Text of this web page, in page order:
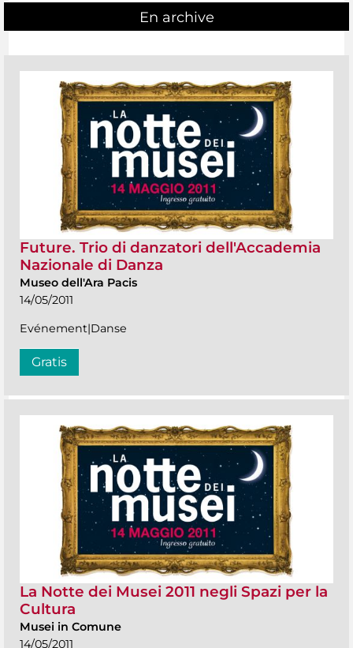
En archive
Future. Trio di danzatori dell'Accademia
Nazionale di Danza
Museo dell'Ara Pacis
14/05/2011
Evénement|Danse
Gratis
La Notte dei Musei 2011 negli Spazi per la
Cultura
Musei in Comune
14/05/2011